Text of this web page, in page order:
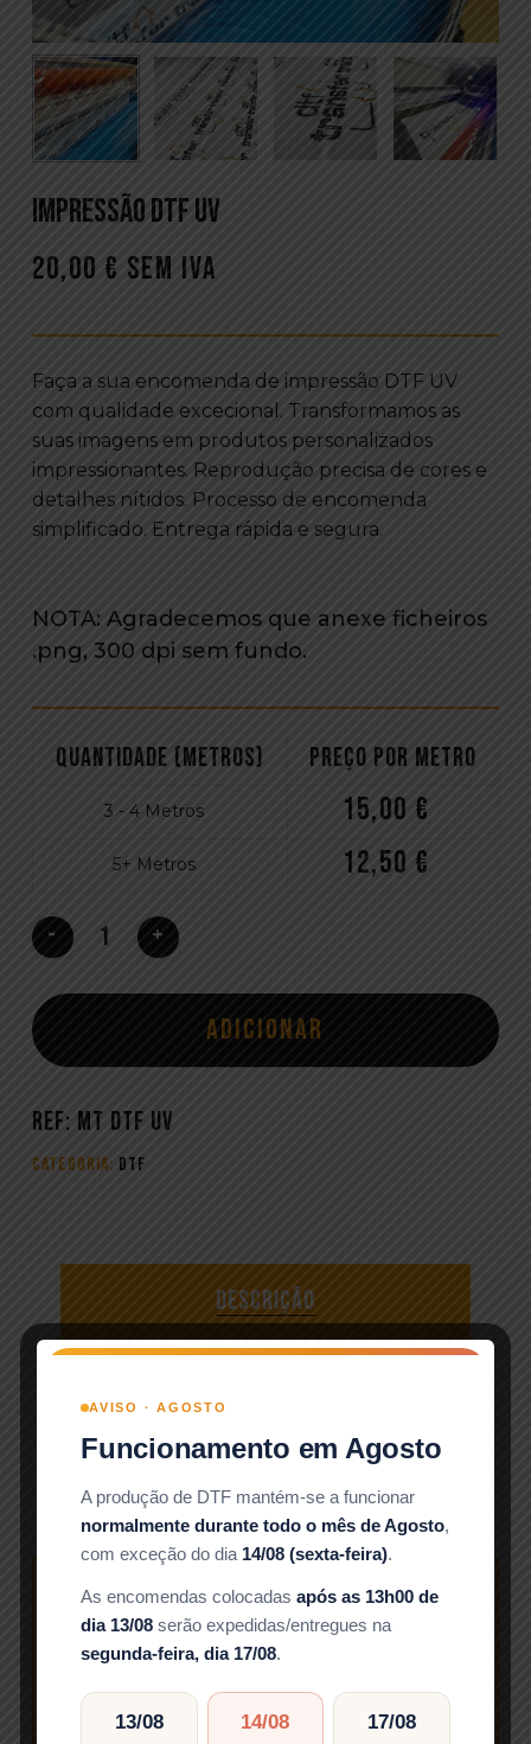
Impressão DTF UV
20,00 € Sem Iva
Faça a sua encomenda de impressão DTF UV
com qualidade excecional. Transformamos as
suas imagens em produtos personalizados
impressionantes. Reprodução precisa de cores e
detalhes nítidos. Processo de encomenda
simplificado. Entrega rápida e segura.
NOTA: Agradecemos que anexe ficheiros
.png, 300 dpi sem fundo.
Quantidade (Metros) Preço por metro
3 - 4 Metros 15,00 €
5+ Metros 12,50 €
Adicionar
REF: MT DTF UV
Categoria: DTF
Descrição
Especificações
Informações Importantes
Cuidados
Template
Faça a sua encomenda de
impressão DTF com qualidade
excepcional. Transformamos as suas
imagens em produtos
personalizados impressionantes.
AVISO · AGOSTO
Funcionamento em Agosto
A produção de DTF mantém-se a funcionar
normalmente durante todo o mês de Agosto,
com exceção do dia 14/08 (sexta-feira).
As encomendas colocadas após as 13h00 de
dia 13/08 serão expedidas/entregues na
segunda-feira, dia 17/08.
13/08 14/08 17/08